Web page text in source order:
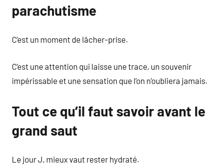
parachutisme
C’est un moment de lâcher-prise.
C’est une attention qui laisse une trace, un souvenir
impérissable et une sensation que l’on n’oubliera jamais.
Tout ce qu’il faut savoir avant le
grand saut
Le jour J, mieux vaut rester hydraté.